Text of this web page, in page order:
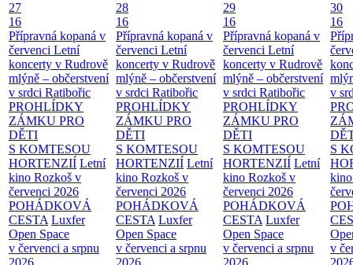
27
16
Přípravná kopaná v
červenci Letní
koncerty v Rudrově
mlýně – občerstvení
v srdci Ratibořic
PROHLÍDKY
ZÁMKU PRO
DĚTI
S KOMTESOU
HORTENZIÍ Letní
kino Rozkoš v
červenci 2026
POHÁDKOVÁ
CESTA Luxfer
Open Space
v červenci a srpnu
28
16
Přípravná kopaná v
červenci Letní
koncerty v Rudrově
mlýně – občerstvení
v srdci Ratibořic
PROHLÍDKY
ZÁMKU PRO
DĚTI
S KOMTESOU
HORTENZIÍ Letní
kino Rozkoš v
červenci 2026
POHÁDKOVÁ
CESTA Luxfer
Open Space
v červenci a srpnu
29
16
Přípravná kopaná v
červenci Letní
koncerty v Rudrově
mlýně – občerstvení
v srdci Ratibořic
PROHLÍDKY
ZÁMKU PRO
DĚTI
S KOMTESOU
HORTENZIÍ Letní
kino Rozkoš v
červenci 2026
POHÁDKOVÁ
CESTA Luxfer
Open Space
v červenci a srpnu
30
16
v
S
v